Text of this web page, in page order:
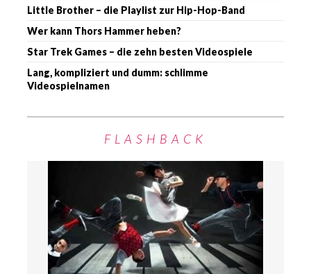
Little Brother – die Playlist zur Hip-Hop-Band
Wer kann Thors Hammer heben?
Star Trek Games – die zehn besten Videospiele
Lang, kompliziert und dumm: schlimme
Videospielnamen
FLASHBACK